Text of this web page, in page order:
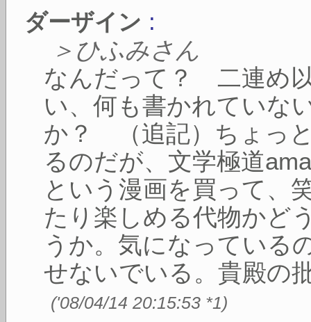
ダーザイン :
＞ひふみさん
なんだって？ 二連め
い、何も書かれていな
か？ （追記）ちょっ
るのだが、文学極道
という漫画を買って、
たり楽しめる代物かど
うか。気になっている
せないでいる。貴殿の
('08/04/14 20:15:53 *1)